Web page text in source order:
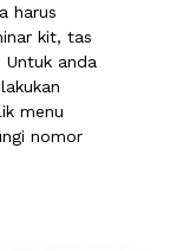
harus
kit, tas
anda
menu
nomor